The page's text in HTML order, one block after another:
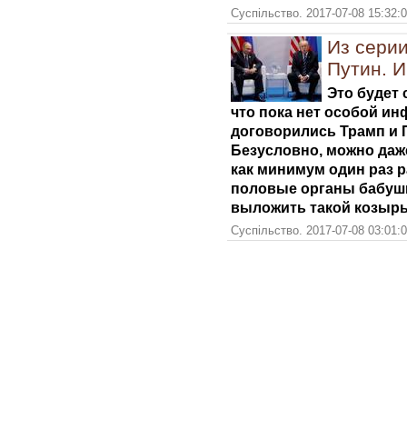
Суспільство. 2017-07-08
Из
Путин. И
Это будет
что пока нет особой
договорились Трамп и
Безусловно, можно
как минимум один раз
половые органы
выложить такой
Суспільство. 2017-07-08